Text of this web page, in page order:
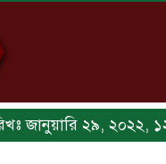
জানুয়ারি ২৯, ২০২২,